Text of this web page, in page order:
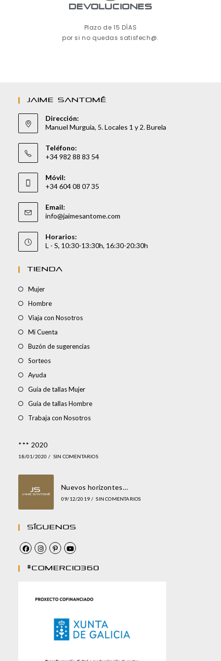
Devoluciones
Plazo de 15 DÍAS
por si no quedas satisfech@.
JAIME SANTOMÉ
Dirección:
Manuel Murguía, 5. Locales 1 y 2. Burela
Teléfono:
+34 982 88 83 54
Móvil:
+34 604 08 07 35
Email:
info@jaimesantome.com
Horarios:
L - S, 10:30-13:30h, 16:30-20:30h
TIENDA
Mujer
Hombre
Viaja con Nosotros
Mi Cuenta
Buzón de sugerencias
Sorteos
Ayuda
Guía de tallas Mujer
Guía de tallas Hombre
Trabaja con Nosotros
*** 2020
18/01/2020 / SIN COMENTARIOS
Nuevos horizontes…
09/12/2019 / SIN COMENTARIOS
Síguenos
#comercio360